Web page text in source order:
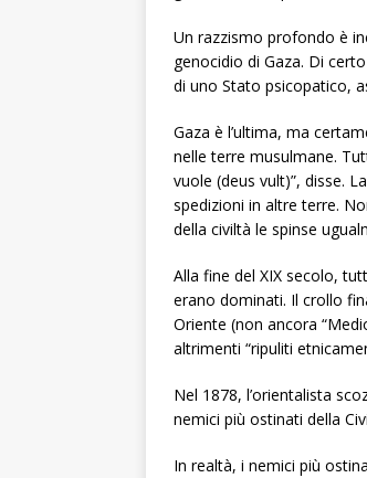
Un razzismo profondo è
genocidio di Gaza. Di
di uno Stato psicopatico,
Gaza è l’ultima, ma
nelle terre musulmane.
vuole (deus vult)”, disse.
spedizioni in altre terre.
della civiltà le spinse
Alla fine del XIX secolo,
erano dominati. Il crollo
Oriente (non ancora
altrimenti “ripuliti
Nel 1878, l’orientalista
nemici più ostinati della
In realtà, i nemici più